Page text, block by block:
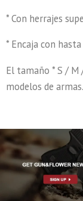
* Con herrajes
* Encaja con
El tamaño * S /
modelos de armas.